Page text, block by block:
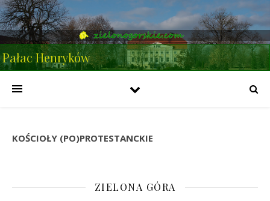
Pałac Henryków
KOŚCIOŁY (PO)PROTESTANCKIE
ZIELONA GÓRA